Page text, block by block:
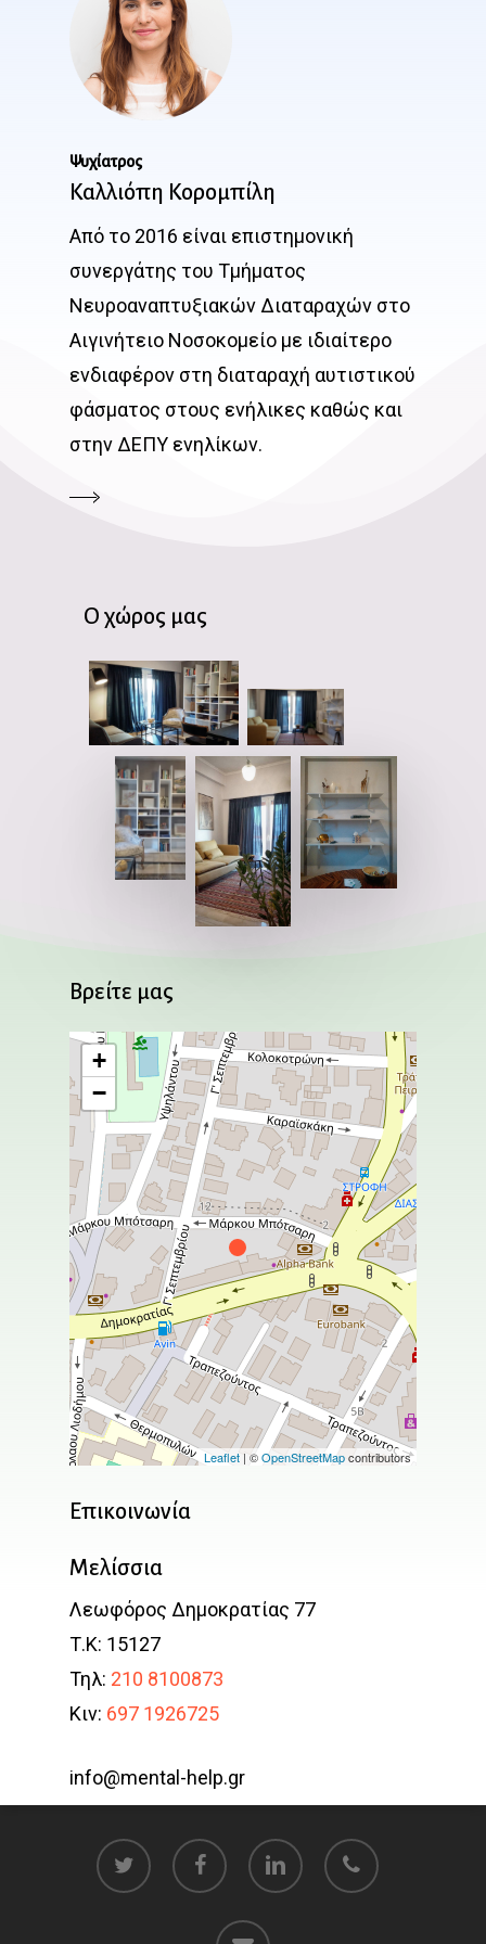
Ψυχίατρος
Καλλιόπη Κορομπίλη
Από το 2016 είναι επιστημονική
συνεργάτης του Τμήματος
Νευροαναπτυξιακών Διαταραχών στο
Αιγινήτειο Νοσοκομείο με ιδιαίτερο
ενδιαφέρον στη διαταραχή αυτιστικού
φάσματος στους ενήλικες καθώς και
στην ΔΕΠΥ ενηλίκων.
Ο χώρος μας
Βρείτε μας
+
−
Leaflet | ©OpenStreetMapcontributors
Επικοινωνία
Μελίσσια
Λεωφόρος Δημοκρατίας 77
Τ.Κ: 15127
Τηλ: 210 8100873
Κιν: 697 1926725
info@mental-help.gr
twitter facebook linkedin phone
email